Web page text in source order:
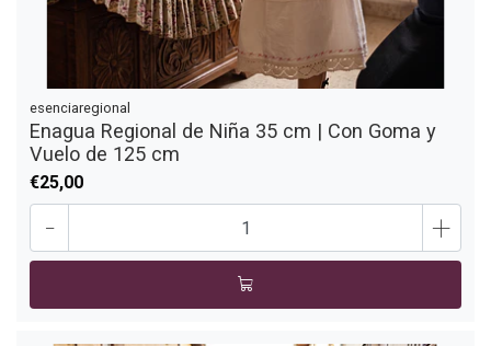
esenciaregional
Enagua Regional de Niña 35 cm | Con Goma y
Vuelo de 125 cm
€25,00
- +